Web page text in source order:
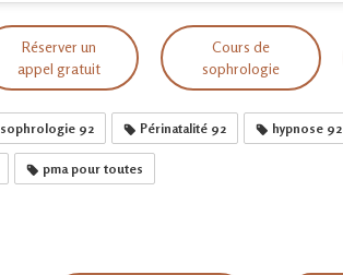
Réserver un
appel gratuit
Cours de
sophrologie
sophrologie 92 Périnatalité 92 hypnose 92
pma pour toutes